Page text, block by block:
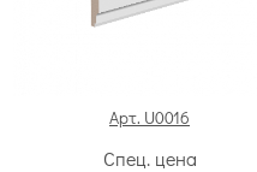
Арт. U0016
Спец. цена